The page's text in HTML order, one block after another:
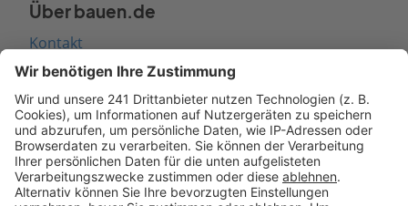
Über bauen.de
Kontakt
Seitenaufbau
Barrierefreiheit
Cookie Einstellungen
Rechtliches